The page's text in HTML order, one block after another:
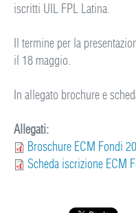
iscritti UIL FPL Latina.
Il termine per la
il 18 maggio.
In allegato brochure e
Allegati:
Broschure ECM Fondi
Scheda iscrizione ECM